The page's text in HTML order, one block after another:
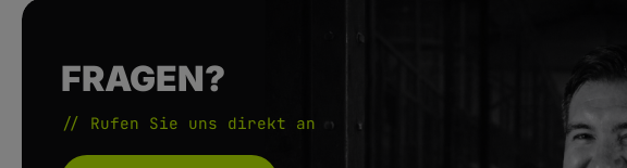
FRAGEN?
// Rufen Sie uns direkt an